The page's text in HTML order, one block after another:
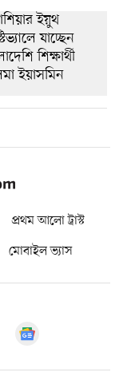
প্রথম আলো ট্রাস্ট
মোবাইল ভ্যাস